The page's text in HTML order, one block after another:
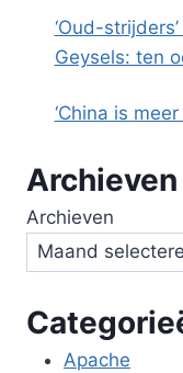
‘Oud-
Geysels: ten
‘China is
Archieven
Archieven
Apache